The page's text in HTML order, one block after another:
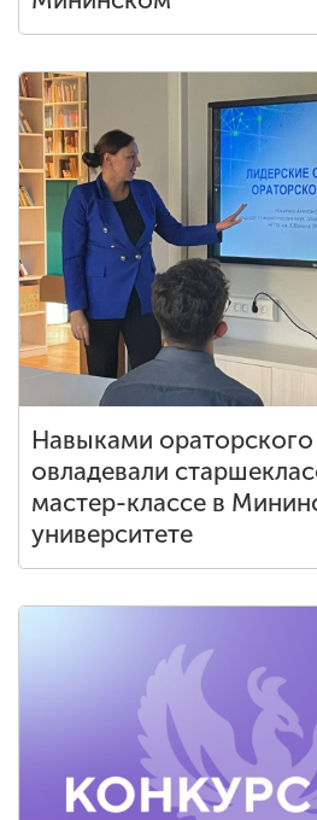
Навыками ораторского
овладевали
мастер-классе в
университете